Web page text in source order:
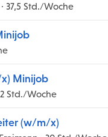
37,5 Std./Woche
Minijob
Std./Woche
(w/m/x)